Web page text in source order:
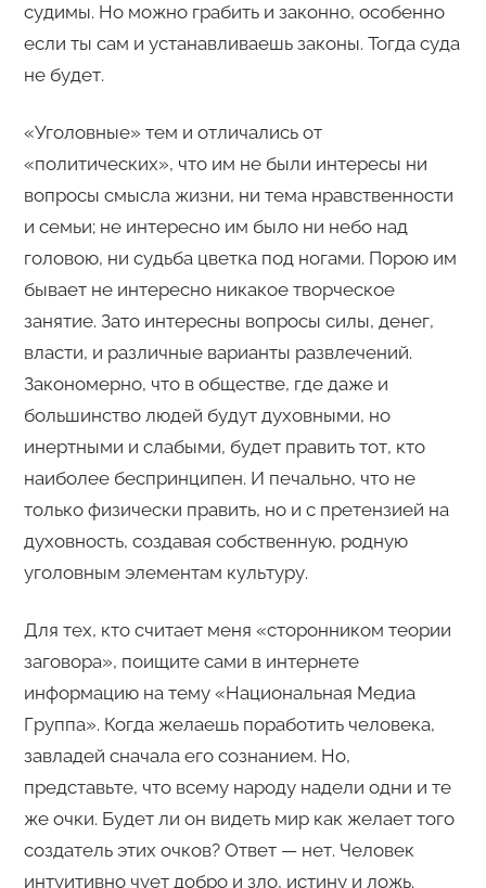
судимы. Но можно грабить и законно, особенно
если ты сам и устанавливаешь законы. Тогда суда
не будет.
«Уголовные» тем и отличались от
«политических», что им не были интересы ни
вопросы смысла жизни, ни тема нравственности
и семьи; не интересно им было ни небо над
головою, ни судьба цветка под ногами. Порою им
бывает не интересно никакое творческое
занятие. Зато интересны вопросы силы, денег,
власти, и различные варианты развлечений.
Закономерно, что в обществе, где даже и
большинство людей будут духовными, но
инертными и слабыми, будет править тот, кто
наиболее беспринципен. И печально, что не
только физически править, но и с претензией на
духовность, создавая собственную, родную
уголовным элементам культуру.
Для тех, кто считает меня «сторонником теории
заговора», поищите сами в интернете
информацию на тему «Национальная Медиа
Группа». Когда желаешь поработить человека,
завладей сначала его сознанием. Но,
представьте, что всему народу надели одни и те
же очки. Будет ли он видеть мир как желает того
создатель этих очков? Ответ — нет. Человек
интуитивно чует добро и зло, истину и ложь.